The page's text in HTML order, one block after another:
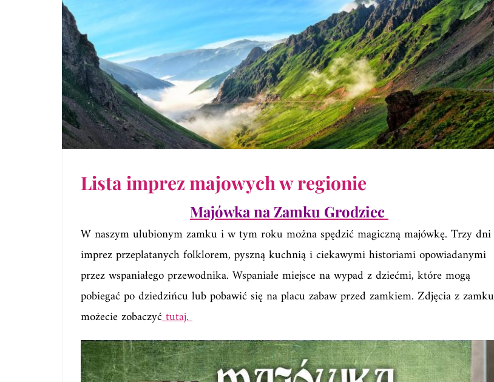
Lista imprez majowych w regionie
Majówka na Zamku Grodziec
W naszym ulubionym zamku i w tym roku można spędzić magiczną majówkę. Trzy dni
imprez przeplatanych folklorem, pyszną kuchnią i ciekawymi historiami opowiadanymi
przez wspaniałego przewodnika. Wspaniałe miejsce na wypad z dziećmi, które mogą
pobiegać po dziedzińcu lub pobawić się na placu zabaw przed zamkiem. Zdjęcia z zamku
możecie zobaczyćtutaj.